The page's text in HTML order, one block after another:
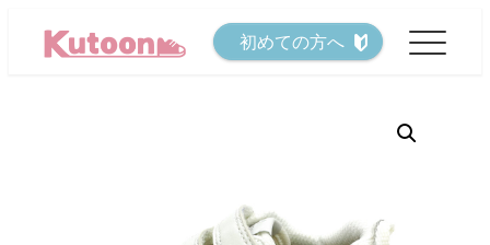
初めての方へ